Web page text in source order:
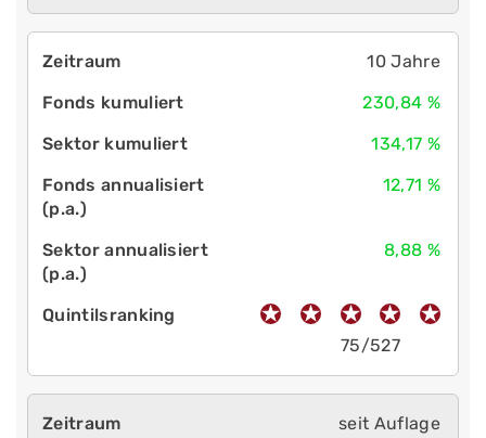
10 Jahre
230,84 %
134,17 %
12,71 %
8,88 %
75/527
seit Auflage